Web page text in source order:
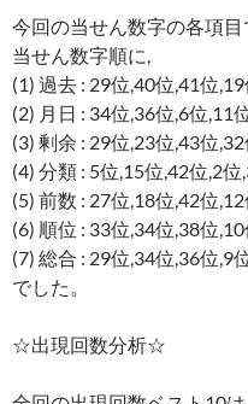
今回の当せん数字の各項
当せん数字順に,
(1) 過去 : 29位,40位,41位
(2) 月日 : 34位,36位,6位,11
(3) 剰余 : 29位,23位,43位
(4) 分類 : 5位,15位,42位,2位
(5) 前数 : 27位,18位,42位
(6) 順位 : 33位,34位,38位
(7) 総合 : 29位,34位,36位,9
でした。
☆出現回数分析☆